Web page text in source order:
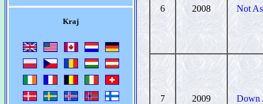
Kraj
6 2008 Not
7 2009 Down